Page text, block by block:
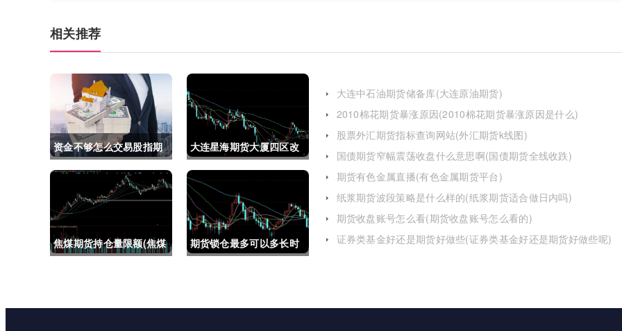
相关推荐
资金不够怎么交易股指期
货(资金不够怎么交易股指
期货呢)
大连星海期货大厦四区改
建(大连星海广场期货大
厦)
焦煤期货持仓量限额(焦煤
期货锁仓最多可以多长时
大连中石油期货储备库(大连原油期货)
2010棉花期货暴涨原因(2010棉花期货暴涨原因是什么)
股票外汇期货指标查询网站(外汇期货k线图)
国债期货窄幅震荡收盘什么意思啊(国债期货全线收跌)
期货有色金属直播(有色金属期货平台)
纸浆期货波段策略是什么样的(纸浆期货适合做日内吗)
期货收盘账号怎么看(期货收盘账号怎么看的)
证券类基金好还是期货好做些(证券类基金好还是期货好做些呢)